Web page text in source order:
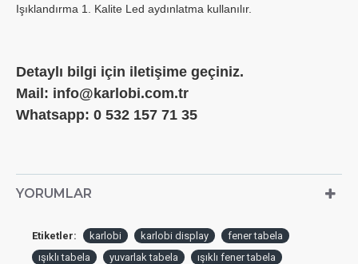
Işıklandırma 1. Kalite Led aydınlatma kullanılır.
Detaylı bilgi için iletişime geçiniz.
Mail: info@karlobi.com.tr
Whatsapp: 0 532 157 71 35
YORUMLAR
Etiketler: karlobi karlobi display
fener tabela
ışıklı tabela
yuvarlak tabela
ışıklı fener tabela